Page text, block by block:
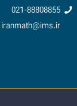
021-88808855
iranmath@ims.ir